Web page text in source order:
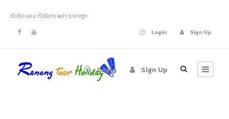
ทัวร์ระนอง ทัวร์เกาะพม่า ราคาถูก
Login
Sign Up
Login Sign Up